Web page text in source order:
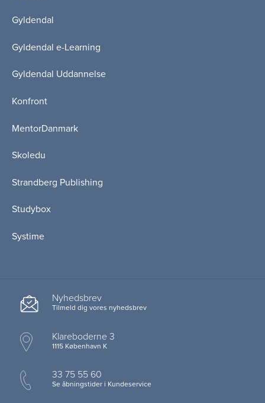
Gyldendal
Gyldendal e-Learning
Gyldendal Uddannelse
Konfront
MentorDanmark
Skoledu
Strandberg Publishing
Studybox
Systime
Nyhedsbrev
Tilmeld dig vores nyhedsbrev
Klareboderne 3
1115 København K
33 75 55 60
Se åbningstider i Kundeservice